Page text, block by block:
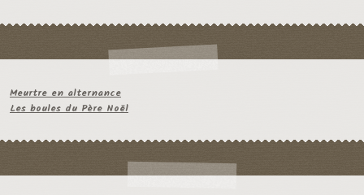
Meurtre en alternance
Les boules du Père Noël